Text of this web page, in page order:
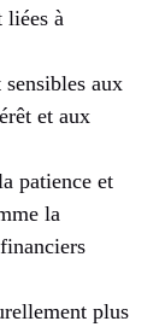
liées à
aux
et aux
patience et
la
plus